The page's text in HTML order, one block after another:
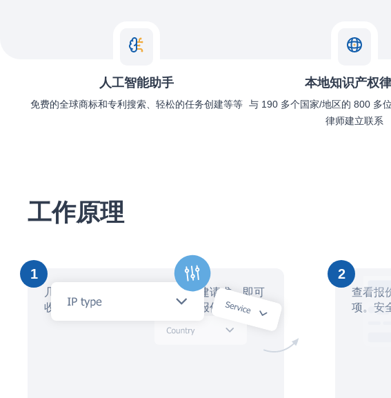
人工智能助手
免费的全球商标和专利搜索、轻松的任务创建等等
本地知识产权
与 190 多个国家/地区的 800 多
律师建立联系
工作原理
1
几分钟内，通过人工智能助手创建请求，即可
收到数十位本地知识产权律师的报价
2
查看报
项。安